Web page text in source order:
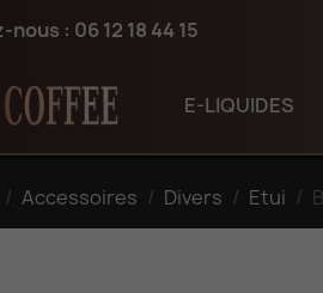
nous : 06 12 18 44 15
E-LIQUIDES
Accessoires Divers Etui